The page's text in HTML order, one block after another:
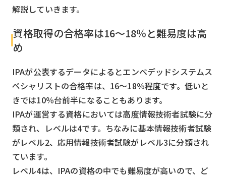
解説していきます。
資格取得の合格率は16～18％と難易度は高
め
IPAが公表するデータによるとエンベデッドシステムス
ペシャリストの合格率は、16〜18％程度です。低いと
きでは10％台前半になることもあります。
IPAが運営する資格においては高度情報技術者試験に分
類され、レベルは4です。ちなみに基本情報技術者試験
がレベル2、応用情報技術者試験がレベル3に分類され
ています。
レベル4は、IPAの資格の中でも難易度が高いので、ど